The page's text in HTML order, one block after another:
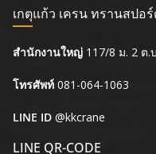
เกตุแก้ว เครน ทรานสปอ
สำนักงานใหญ่ 117/8 ม. 2 ต
โทรศัพท์ 081-064-1063
LINE ID @kkcrane
LINE QR-CODE